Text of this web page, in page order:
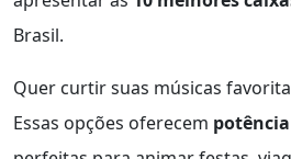
Brasil.
Quer curtir suas músicas
Essas opções oferecem potência